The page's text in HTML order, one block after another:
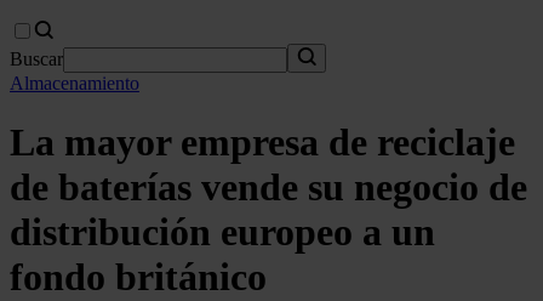
Buscar
Almacenamiento
La mayor empresa de reciclaje
de baterías vende su negocio de
distribución europeo a un
fondo británico